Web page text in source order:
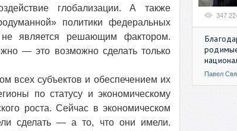
глобализации. А также
политики федеральных
не является решающим фактором.
— это возможно сделать только
всех субъектов и обеспечением их
по статусу и экономическому
роста. Сейчас в экономическом
сделать — а то, что они имели.
347
Павел